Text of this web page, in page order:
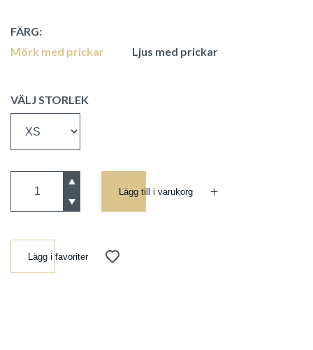
FÄRG:
Mörk med prickar
Ljus med prickar
VÄLJ STORLEK
Lägg till i varukorg
Lägg i favoriter